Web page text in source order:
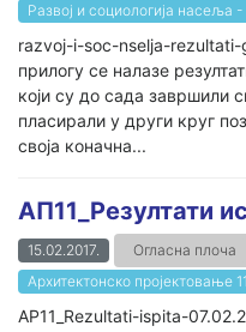
Развој и социологија насеља
razvoj-i-soc-nselja-
прилогу се налазе
који су до сада завршили
пласирали у други круг
своја коначна...
АП11_Резултати
15.02.2017. Огласна плоча
Архитектонско пројектовање
AP11_Rezultati-ispita-